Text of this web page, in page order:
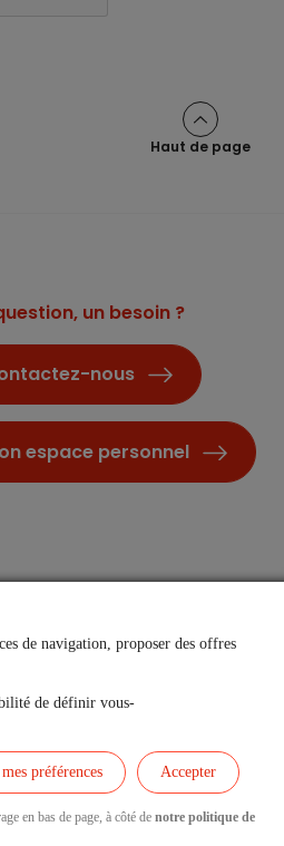
Nous contacter
et Mode écologique
Haut de page
un besoin ?
nous
espace personnel
de navigation, proposer des offres
de définir vous-
en bas de page, à côté de notre politique de
préférences Accepter